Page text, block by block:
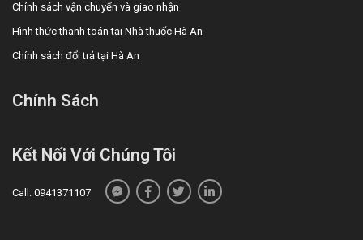
Chính sách vận chuyển và giao nhận
Hình thức thanh toán tại Nhà thuốc Hà An
Chính sách đổi trả tại Hà An
Chính Sách
Kết Nối Với Chúng Tôi
Call: 0941371107